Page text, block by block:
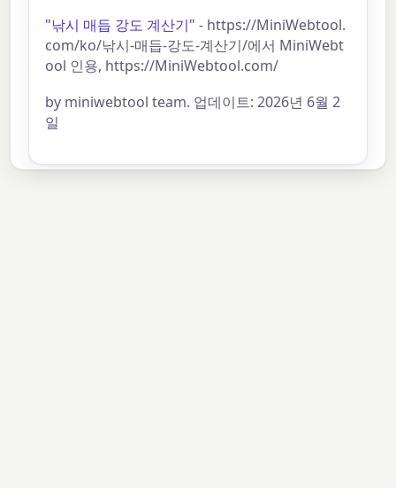
"낚시 매듭 강도 계산기" - https://MiniWebtool.
com/ko/낚시-매듭-강도-계산기/에서 MiniWebt
ool 인용, https://MiniWebtool.com/
by miniwebtool team. 업데이트: 2026년 6월 2
일